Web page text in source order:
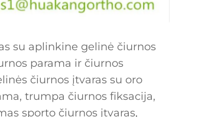
su aplinkine gelinė čiurnos
parama ir čiurnos
čiurnos įtvaras su oro
trumpa čiurnos fiksacija,
sporto čiurnos įtvaras,